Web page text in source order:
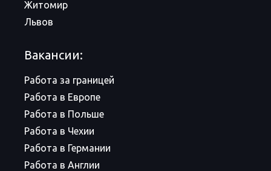
Житомир
Львов
Вакансии:
Работа за границей
Работа в Европе
Работа в Польше
Работа в Чехии
Работа в Германии
Работа в Англии